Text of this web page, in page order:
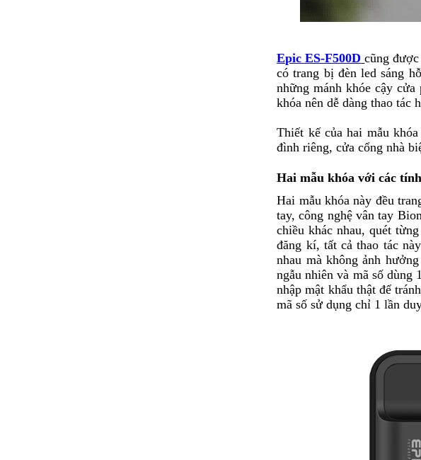
Epic ES-F500D cũng
có trang bị đèn led sáng
những mánh khóe cậy
khóa nên dễ dàng thao tác
Thiết kế của hai mẫu
đình riêng, cửa cổng nhà
Hai mẫu khóa với các
Hai mẫu khóa này đều
tay, công nghệ vân tay
chiều khác nhau, quét
đăng kí, tất cả thao tác
nhau mà không ảnh
ngẫu nhiên và mã số dùng
nhập mật khẩu thật để
mã số sử dụng chỉ 1 lần